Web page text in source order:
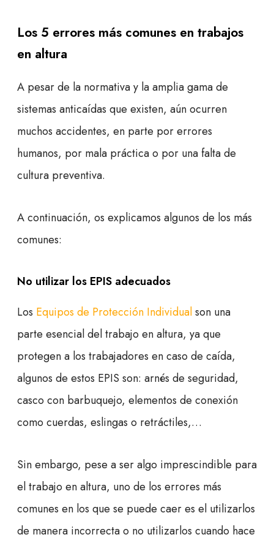
Los 5 errores más comunes en trabajos
en altura
A pesar de la normativa y la amplia gama de
sistemas anticaídas que existen, aún ocurren
muchos accidentes, en parte por errores
humanos, por mala práctica o por una falta de
cultura preventiva.
A continuación, os explicamos algunos de los más
comunes:
No utilizar los EPIS adecuados
Los Equipos de Protección Individualson una
parte esencial del trabajo en altura, ya que
protegen a los trabajadores en caso de caída,
algunos de estos EPIS son: arnés de seguridad,
casco con barbuquejo, elementos de conexión
como cuerdas, eslingas o retráctiles,…
Sin embargo, pese a ser algo imprescindible para
el trabajo en altura, uno de los errores más
comunes en los que se puede caer es el utilizarlos
de manera incorrecta o no utilizarlos cuando hace